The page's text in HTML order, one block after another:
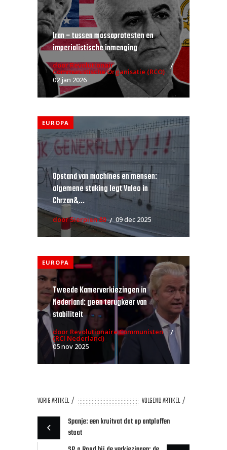
Iran – tussen massaprotesten en
imperialistische inmenging
door Revolutionair
Communistische Organisatie (RCO)
02 jan 2026
EUROPA
Opstand van machines en mensen:
algemene staking legt Valeo in
Chrzan&...
door Sierpien 80 09 dec 2025
EUROPA
Tweede Kamerverkiezingen in
Nederland: geen terugkeer van
stabiliteit
door Revolutionaire Communisten
(RCI Nederland)
05 nov 2025
VORIG ARTIKEL
VOLGEND ARTIKEL
Spanje: een kruitvat dat op ontploffen
staat